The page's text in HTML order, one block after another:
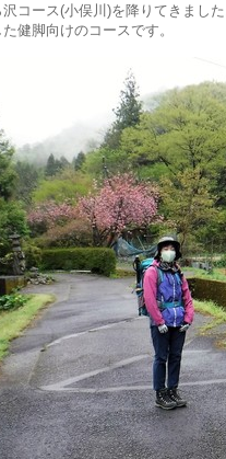
沢コース(小俣川)を降りてきました
健脚向けのコースです。